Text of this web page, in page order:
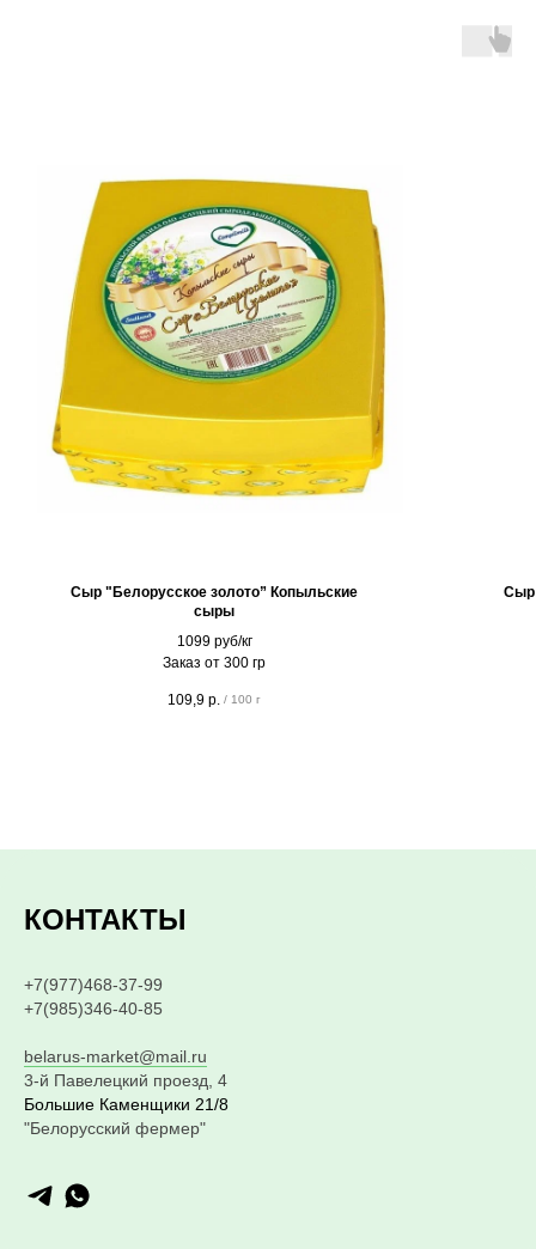
Сыр "Белорусское золото” Копыльские
сыры
1099 руб/кг
Заказ от 300 гр
109,9 р. / 100 г
Сыр
КОНТАКТЫ
+7(977)468-37-99
+7(985)346-40-85
belarus-market@mail.ru
3-й Павелецкий проезд, 4
Большие Каменщики 21/8
"Белорусский фермер"